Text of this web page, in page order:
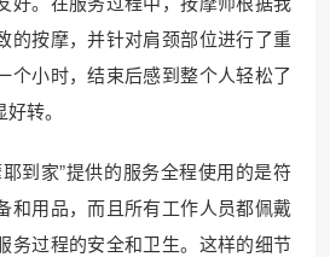
的按摩，并针对肩颈部位进行了重
个小时，结束后感到整个人轻松了
转。
到家”提供的服务全程使用的是符
和用品，而且所有工作人员都佩戴
务过程的安全和卫生。这样的细节